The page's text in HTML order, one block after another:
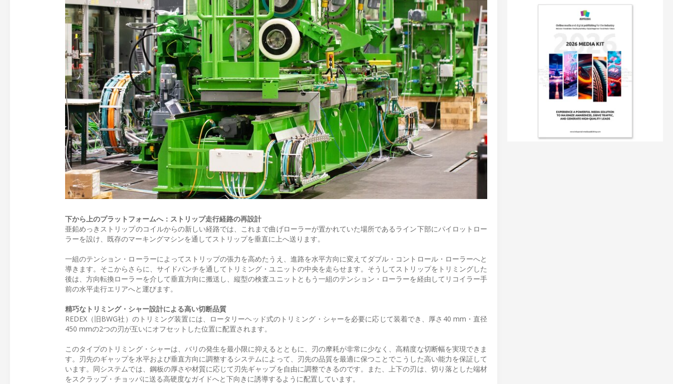
下から上のプラットフォームへ：ストリップ走行経路の再設計
亜鉛めっきストリップのコイルからの新しい経路では、これまで曲げローラーが置かれていた場所であるライン下部にパイロットロー
ラーを設け、既存のマーキングマシンを通してストリップを垂直に上へ送ります。
一組のテンション・ローラーによってストリップの張力を高めたうえ、進路を水平方向に変えてダブル・コントロール・ローラーへと
導きます。そこからさらに、サイドパンチを通してトリミング・ユニットの中央を走らせます。そうしてストリップをトリミングした
後は、方向転換ローラーを介して垂直方向に搬送し、縦型の検査ユニットともう一組のテンション・ローラーを経由してリコイラー手
前の水平走行エリアへと運びます。
精巧なトリミング・シャー設計による高い切断品質
REDEX（旧BWG社）のトリミング装置には、ロータリーヘッド式のトリミング・シャーを必要に応じて装着でき、厚さ40 mm・直径
450 mmの2つの刃が互いにオフセットした位置に配置されます。
このタイプのトリミング・シャーは、バリの発生を最小限に抑えるとともに、刃の摩耗が非常に少なく、高精度な切断幅を実現できま
す。刃先のギャップを水平および垂直方向に調整するシステムによって、刃先の品質を最適に保つことでこうした高い能力を保証して
います。同システムでは、鋼板の厚さや材質に応じて刃先ギャップを自由に調整できるのです。また、上下の刃は、切り落とした端材
をスクラップ・チョッパに送る高硬度なガイドへと下向きに誘導するように配置しています。